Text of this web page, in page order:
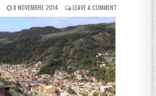
POSTED ON
8 NOVEMBRE 2014 LEAVE A COMMENT ON SAN